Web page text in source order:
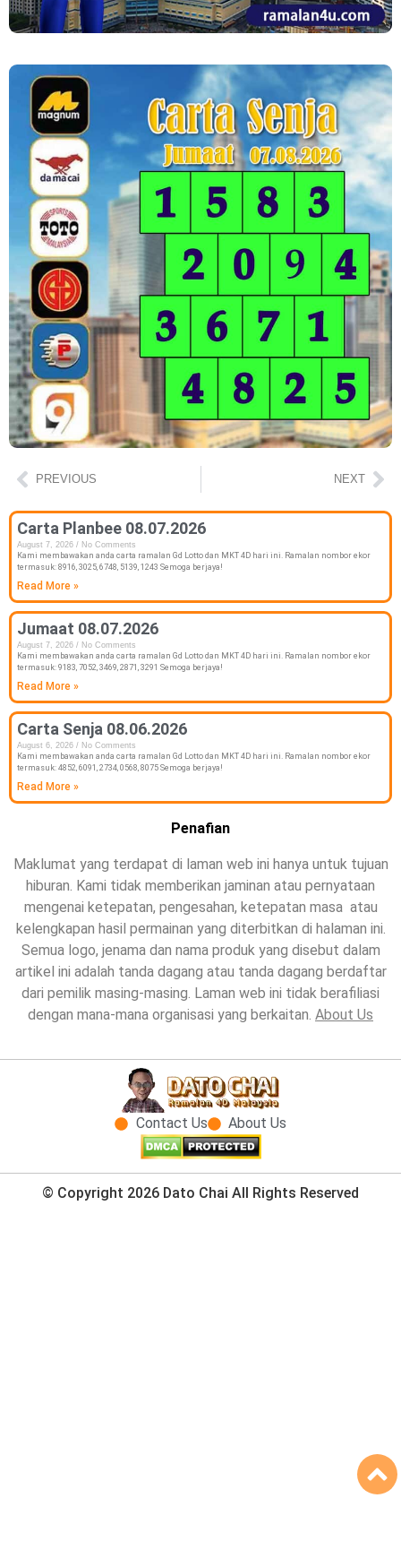
PREVIOUS NEXT
Carta Planbee 08.07.2026
August 7, 2026
No Comments
Kami membawakan anda carta ramalan Gd Lotto dan MKT 4D hari ini. Ramalan nombor ekor
termasuk: 8916, 3025, 6748, 5139, 1243 Semoga berjaya!
Read More »
Jumaat 08.07.2026
August 7, 2026
No Comments
Kami membawakan anda carta ramalan Gd Lotto dan MKT 4D hari ini. Ramalan nombor ekor
termasuk: 9183, 7052, 3469, 2871, 3291 Semoga berjaya!
Read More »
Carta Senja 08.06.2026
August 6, 2026
No Comments
Kami membawakan anda carta ramalan Gd Lotto dan MKT 4D hari ini. Ramalan nombor ekor
termasuk: 4852, 6091, 2734, 0568, 8075 Semoga berjaya!
Read More »
Penafian
Maklumat yang terdapat di laman web ini hanya untuk tujuan
hiburan. Kami tidak memberikan jaminan atau pernyataan
mengenai ketepatan, pengesahan, ketepatan masa atau
kelengkapan hasil permainan yang diterbitkan di halaman ini.
Semua logo, jenama dan nama produk yang disebut dalam
artikel ini adalah tanda dagang atau tanda dagang berdaftar
dari pemilik masing-masing. Laman web ini tidak berafiliasi
dengan mana-mana organisasi yang berkaitan. About Us
Contact Us About Us
© Copyright 2026 Dato Chai All Rights Reserved